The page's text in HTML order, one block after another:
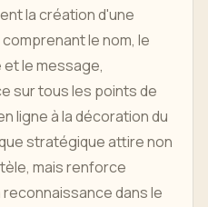
la création d'une
le nom, le
le message,
sur tous les points de
ligne à la décoration du
stratégique attire non
mais renforce
dans le